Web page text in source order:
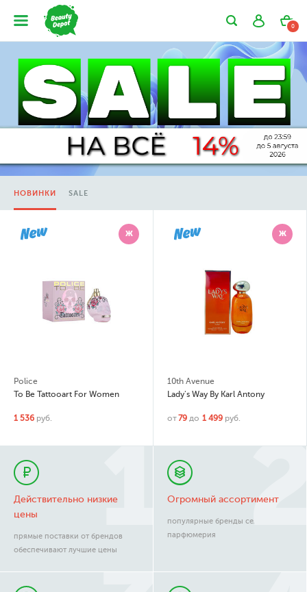
0
НОВИНКИ SALE
Ж
Police
To Be Tattooart For Women
1 536 руб.
Ж
10th Avenue
Lady's Way By Karl Antony
от79 до 1 499 руб.
Действительно низкие
цены
прямые поставки от брендов
обеспечивают лучшие цены
Огромный ассортимент
популярные бренды селективная
парфюмерия